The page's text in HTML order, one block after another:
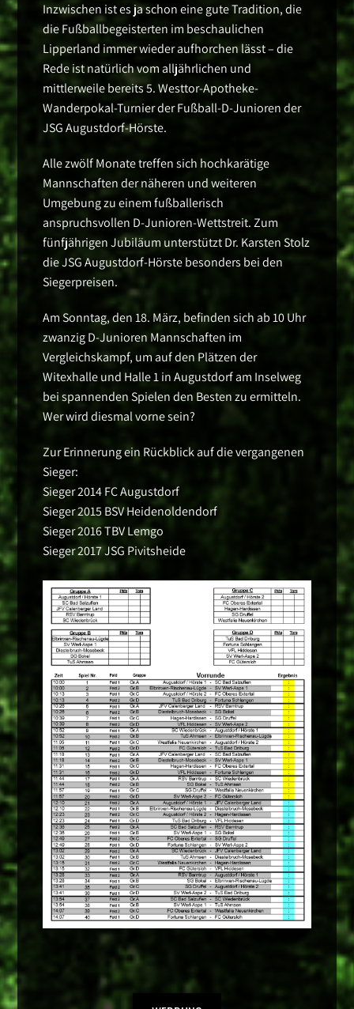
Inzwischen ist es ja schon eine gute Tradition, die
die Fußballbegeisterten im beschaulichen
Lipperland immer wieder aufhorchen lässt – die
Rede ist natürlich vom alljährlichen und
mittlerweile bereits 5. Westtor-Apotheke-
Wanderpokal-Turnier der Fußball-D-Junioren der
JSG Augustdorf-Hörste.
Alle zwölf Monate treffen sich hochkarätige
Mannschaften der näheren und weiteren
Umgebung zu einem fußballerisch
anspruchsvollen D-Junioren-Wettstreit. Zum
fünfjährigen Jubiläum unterstützt Dr. Karsten Stolz
die JSG Augustdorf-Hörste besonders bei den
Siegerpreisen.
Am Sonntag, den 18. März, befinden sich ab 10 Uhr
zwanzig D-Junioren Mannschaften im
Vergleichskampf, um auf den Plätzen der
Witexhalle und Halle 1 in Augustdorf am Inselweg
bei spannenden Spielen den Besten zu ermitteln.
Wer wird diesmal vorne sein?
Zur Erinnerung ein Rückblick auf die vergangenen
Sieger:
Sieger 2014 FC Augustdorf
Sieger 2015 BSV Heidenoldendorf
Sieger 2016 TBV Lemgo
Sieger 2017 JSG Pivitsheide